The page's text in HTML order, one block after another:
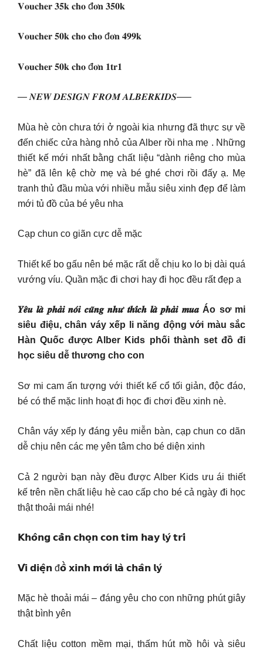
𝐕𝐨𝐮𝐜𝐡𝐞𝐫 𝟑𝟓𝐤 𝐜𝐡𝐨 đ𝐨̛𝐧 𝟑𝟓𝟎𝐤
𝐕𝐨𝐮𝐜𝐡𝐞𝐫 𝟓𝟎𝐤 𝐜𝐡𝐨 𝐜𝐡𝐨 đ𝐨̛𝐧 𝟒𝟗𝟗𝐤
𝐕𝐨𝐮𝐜𝐡𝐞𝐫 𝟓𝟎𝐤 𝐜𝐡𝐨 đ𝐨̛𝐧 𝟏𝐭𝐫𝟏
— 𝑵𝑬𝑾 𝑫𝑬𝑺𝑰𝑮𝑵 𝑭𝑹𝑶𝑴 𝑨𝑳𝑩𝑬𝑹𝑲𝑰𝑫𝑺—–
Mùa hè còn chưa tới ở ngoài kia nhưng đã thực sự về
đến chiếc cửa hàng nhỏ của Alber rồi nha mẹ . Những
thiết kế mới nhất bằng chất liệu “dành riêng cho mùa
hè” đã lên kệ chờ mẹ và bé ghé chơi rồi đấy ạ. Mẹ
tranh thủ đầu mùa với nhiều mẫu siêu xinh đẹp để làm
mới tủ đồ của bé yêu nha
Cạp chun co giãn cực dễ mặc
Thiết kế bo gấu nên bé mặc rất dễ chịu ko lo bị dài quá
vướng víu. Quần mặc đi chơi hay đi học đều rất đẹp a
𝒀𝒆̂𝒖 𝒍𝒂̀ 𝒑𝒉𝒂̉𝒊 𝒏𝒐́𝒊 𝒄𝒖̃𝒏𝒈 𝒏𝒉𝒖̛ 𝒕𝒉𝒊́𝒄𝒉 𝒍𝒂̀ 𝒑𝒉𝒂̉𝒊 𝒎𝒖𝒂 Áo sơ mi
siêu điệu, chân váy xếp li năng động với màu sắc
Hàn Quốc được Alber Kids phối thành set đồ đi
học siêu dễ thương cho con
Sơ mi cam ấn tượng với thiết kế cổ tối giản, độc đáo,
bé có thể mặc linh hoạt đi học đi chơi đều xinh nè.
Chân váy xếp ly đáng yêu miễn bàn, cạp chun co dãn
dễ chịu nên các mẹ yên tâm cho bé diện xinh
Cả 2 người bạn này đều được Alber Kids ưu ái thiết
kế trên nền chất liệu hè cao cấp cho bé cả ngày đi học
thật thoải mái nhé!
𝗞𝗵𝗼̂𝗻𝗴 𝗰𝗮̂̀𝗻 𝗰𝗵𝗼̣𝗻 𝗰𝗼𝗻 𝘁𝗶𝗺 𝗵𝗮𝘆 𝗹𝘆́ 𝘁𝗿𝗶́
𝗩𝗶̀ 𝗱𝗶𝗲̣̂𝗻 đ𝗼̂̀ 𝘅𝗶𝗻𝗵 𝗺𝗼̛́𝗶 𝗹𝗮̀ 𝗰𝗵𝗮̂𝗻 𝗹𝘆́
Mặc hè thoải mái – đáng yêu cho con những phút giây
thật bình yên
Chất liệu cotton mềm mại, thấm hút mồ hôi và siêu